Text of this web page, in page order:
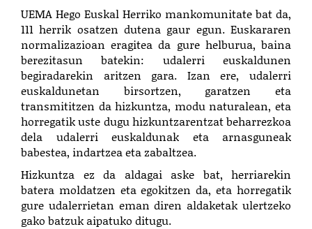
UEMA Hego Euskal Herriko mankomunitate bat da,
111 herrik osatzen dutena gaur egun. Euskararen
normalizazioan eragitea da gure helburua, baina
berezitasun batekin: udalerri euskaldunen
begiradarekin aritzen gara. Izan ere, udalerri
euskaldunetan birsortzen, garatzen eta
transmititzen da hizkuntza, modu naturalean, eta
horregatik uste dugu hizkuntzarentzat beharrezkoa
dela udalerri euskaldunak eta arnasguneak
babestea, indartzea eta zabaltzea.
Hizkuntza ez da aldagai aske bat, herriarekin
batera moldatzen eta egokitzen da, eta horregatik
gure udalerrietan eman diren aldaketak ulertzeko
gako batzuk aipatuko ditugu.